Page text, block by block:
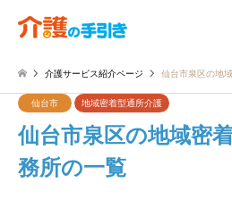
介護サービス紹介ページ 仙台市泉区の地
仙台市 地域密着型通所介護
仙台市泉区の地域密
務所の一覧